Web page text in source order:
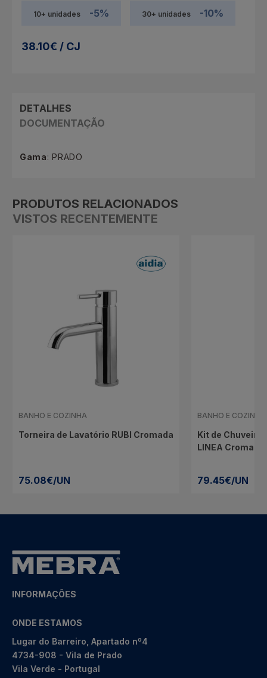
10+ unidades -5% 30+ unidades -10%
38.10€ / CJ
DETALHES
DOCUMENTAÇÃO
Gama: PRADO
PRODUTOS RELACIONADOS
VISTOS RECENTEMENTE
BANHO E COZINHA
Torneira de Lavatório RUBI Cromada
75.08€/UN
BANHO E COZINHA
Kit de Chuveiro
LINEA Cromado
79.45€/UN
INFORMAÇÕES
ONDE ESTAMOS
Lugar do Barreiro, Apartado nº4
4734-908 - Vila de Prado
Vila Verde - Portugal